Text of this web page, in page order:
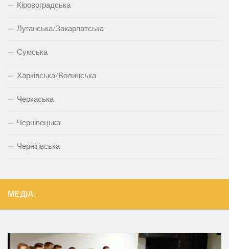
Кіровоградська
Луганська/Закарпатська
Сумська
Харківська/Волинська
Черкаська
Чернівецька
Чернігівська
МЕДІА: